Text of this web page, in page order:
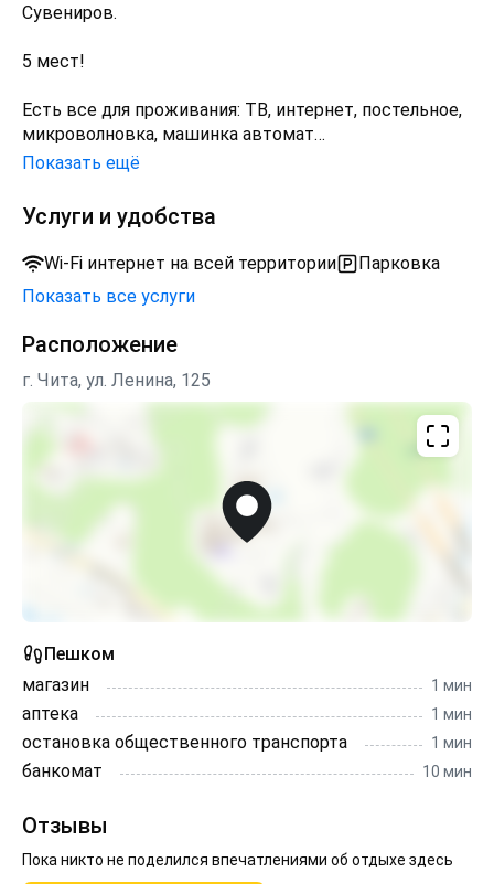
Сувениров.
5 мест!
Есть все для проживания: ТВ, интернет, постельное,
микроволновка, машинка автомат
ОТЧЕТНЫЕ документы предоставляем!
Залог + фото паспорта обязательно!
Показать ещё
Услуги и удобства
Wi-Fi интернет на всей территории
Парковка
Показать все услуги
Расположение
г. Чита, ул. Ленина, 125
Пешком
магазин
1 мин
аптека 1 мин
остановка общественного транспорта 1 мин
банкомат 10 мин
Отзывы
Пока никто не поделился впечатлениями об отдыхе здесь